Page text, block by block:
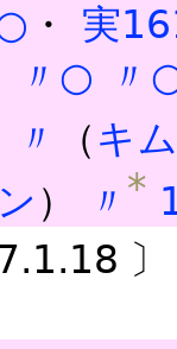
・ 実
〃○
〃
〃 （ キ
） 〃 *